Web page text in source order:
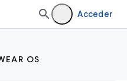
Acceder
OS